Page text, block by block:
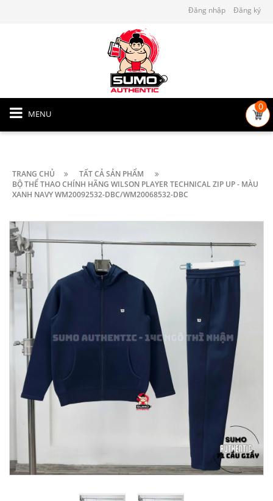
Đăng nhập Đăng ký
MENU
0
TRANG CHỦ
TẤT CẢ SẢN PHẨM
BỘ THỂ THAO CHÍNH HÃNG WILSON PLAYER TECHNICAL ZIP UP - MÀU
XANH NAVY WM20092532-DBC/WM20068532-DBC